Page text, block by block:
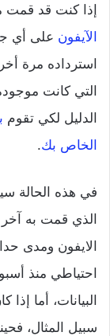
إذا كنت قد قمت
الآيفون على أي
استرداده مرة
التي كانت
الدليل لكي تقوم
الخاص بك.
في هذه الحالة
الذي قمت به آخر
الايفون ومدى
احتياطي منذ
سبيل المثال،